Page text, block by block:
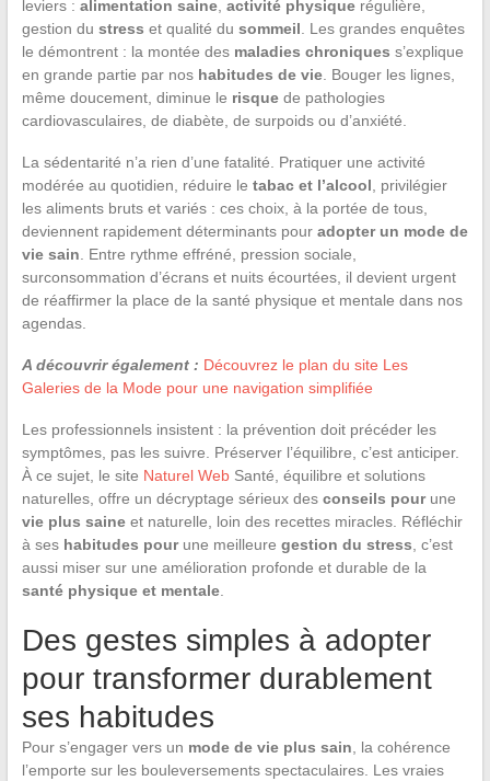
leviers : alimentation saine, activité physiquerégulière,
gestion du stress et qualité du sommeil . Les grandes enquêtes
le démontrent : la montée des maladies chroniques s’explique
en grande partie par nos habitudes de vie. Bouger les lignes,
même doucement, diminue le risquede pathologies
cardiovasculaires, de diabète, de surpoids ou d’anxiété.
La sédentarité n’a rien d’une fatalité. Pratiquer une activité
modérée au quotidien, réduire le tabac et l’alcool , privilégier
les aliments bruts et variés : ces choix, à la portée de tous,
deviennent rapidement déterminants pour adopter un mode de
vie sain . Entre rythme effréné, pression sociale,
surconsommation d’écrans et nuits écourtées, il devient urgent
de réaffirmer la place de la santé physique et mentale dans nos
agendas.
A découvrir également : Découvrez le plan du site Les
Galeries de la Mode pour une navigation simplifiée
Les professionnels insistent : la prévention doit précéder les
symptômes, pas les suivre. Préserver l’équilibre, c’est anticiper.
À ce sujet, le site Naturel WebSanté, équilibre et solutions
naturelles, offre un décryptage sérieux des conseils pourune
vie plus saineet naturelle, loin des recettes miracles. Réfléchir
à ses habitudes pourune meilleure gestion du stress , c’est
aussi miser sur une amélioration profonde et durable de la
santé physique et mentale.
Des gestes simples à adopter
pour transformer durablement
ses habitudes
Pour s’engager vers un mode de vie plus sain , la cohérence
l’emporte sur les bouleversements spectaculaires. Les vraies